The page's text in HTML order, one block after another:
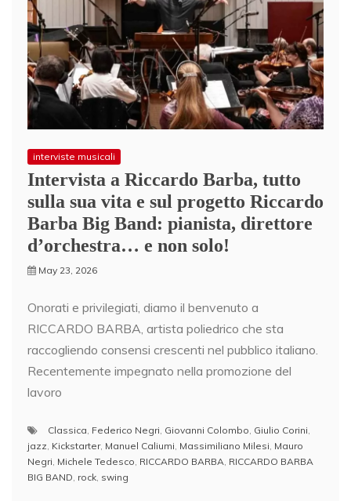
interviste musicali
Intervista a Riccardo Barba, tutto
sulla sua vita e sul progetto Riccardo
Barba Big Band: pianista, direttore
d’orchestra… e non solo!
May 23, 2026
Onorati e privilegiati, diamo il benvenuto a
RICCARDO BARBA, artista poliedrico che sta
raccogliendo consensi crescenti nel pubblico italiano.
Recentemente impegnato nella promozione del
lavoro
Classica Federico Negri Giovanni Colombo Giulio Corini
jazz Kickstarter, Manuel Caliumi Massimiliano Milesi Mauro
Negri Michele Tedesco RICCARDO BARBA RICCARDO BARBA
BIG BAND rock swing